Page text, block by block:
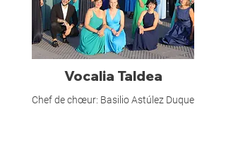
Vocalia Taldea
Chef de chœur: Basilio Astúlez Duque